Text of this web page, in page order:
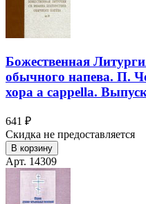
Божественная
обычного напева. П.
хора a cappella.
641 ₽
Скидка не предоставляется
В корзину
Арт. 14309